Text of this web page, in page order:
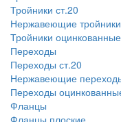
Тройники ст.20
Нержавеющие тройники
Тройники
Переходы
Переходы ст.20
Нержавеющие
Переходы
Фланцы